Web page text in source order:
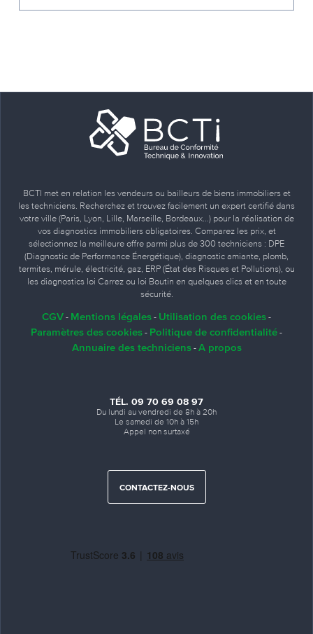
BCTI met en relation les vendeurs ou bailleurs de biens immobiliers et
les techniciens. Recherchez et trouvez facilement un expert certifié dans
votre ville (Paris, Lyon, Lille, Marseille, Bordeaux…) pour la réalisation de
vos diagnostics immobiliers obligatoires. Comparez les prix, et
sélectionnez la meilleure offre parmi plus de 300 techniciens : DPE
(Diagnostic de Performance Énergétique), diagnostic amiante, plomb,
termites, mérule, électricité, gaz, ERP (État des Risques et Pollutions), ou
les diagnostics loi Carrez ou loi Boutin en quelques clics et en toute
sécurité.
CGV - Mentions légales - Utilisation des cookies -
Paramètres des cookies - Politique de confidentialité -
Annuaire des techniciens- A propos
TÉL. 09 70 69 08 97
Du lundi au vendredi de 8h à 20h
Le samedi de 10h à 15h
Appel non surtaxé
CONTACTEZ-NOUS